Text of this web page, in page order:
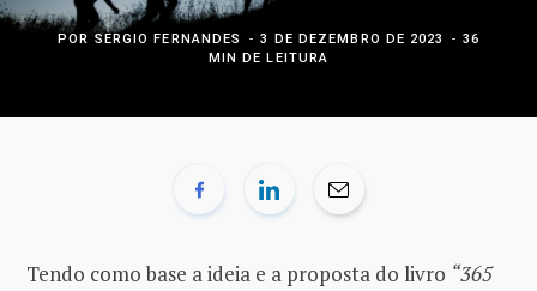
POR SERGIO FERNANDES 3 DE DEZEMBRO DE 2023
36
MIN DE LEITURA
Tendo como base a ideia e a proposta do livro “365